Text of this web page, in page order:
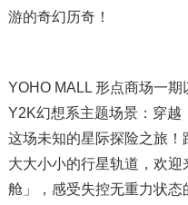
游的奇幻历奇！
YOHO MALL 形点商场一
Y2K幻想系主题场景：穿越
这场未知的星际探险之旅
大大小小的行星轨道，欢
舱」，感受失控无重力状